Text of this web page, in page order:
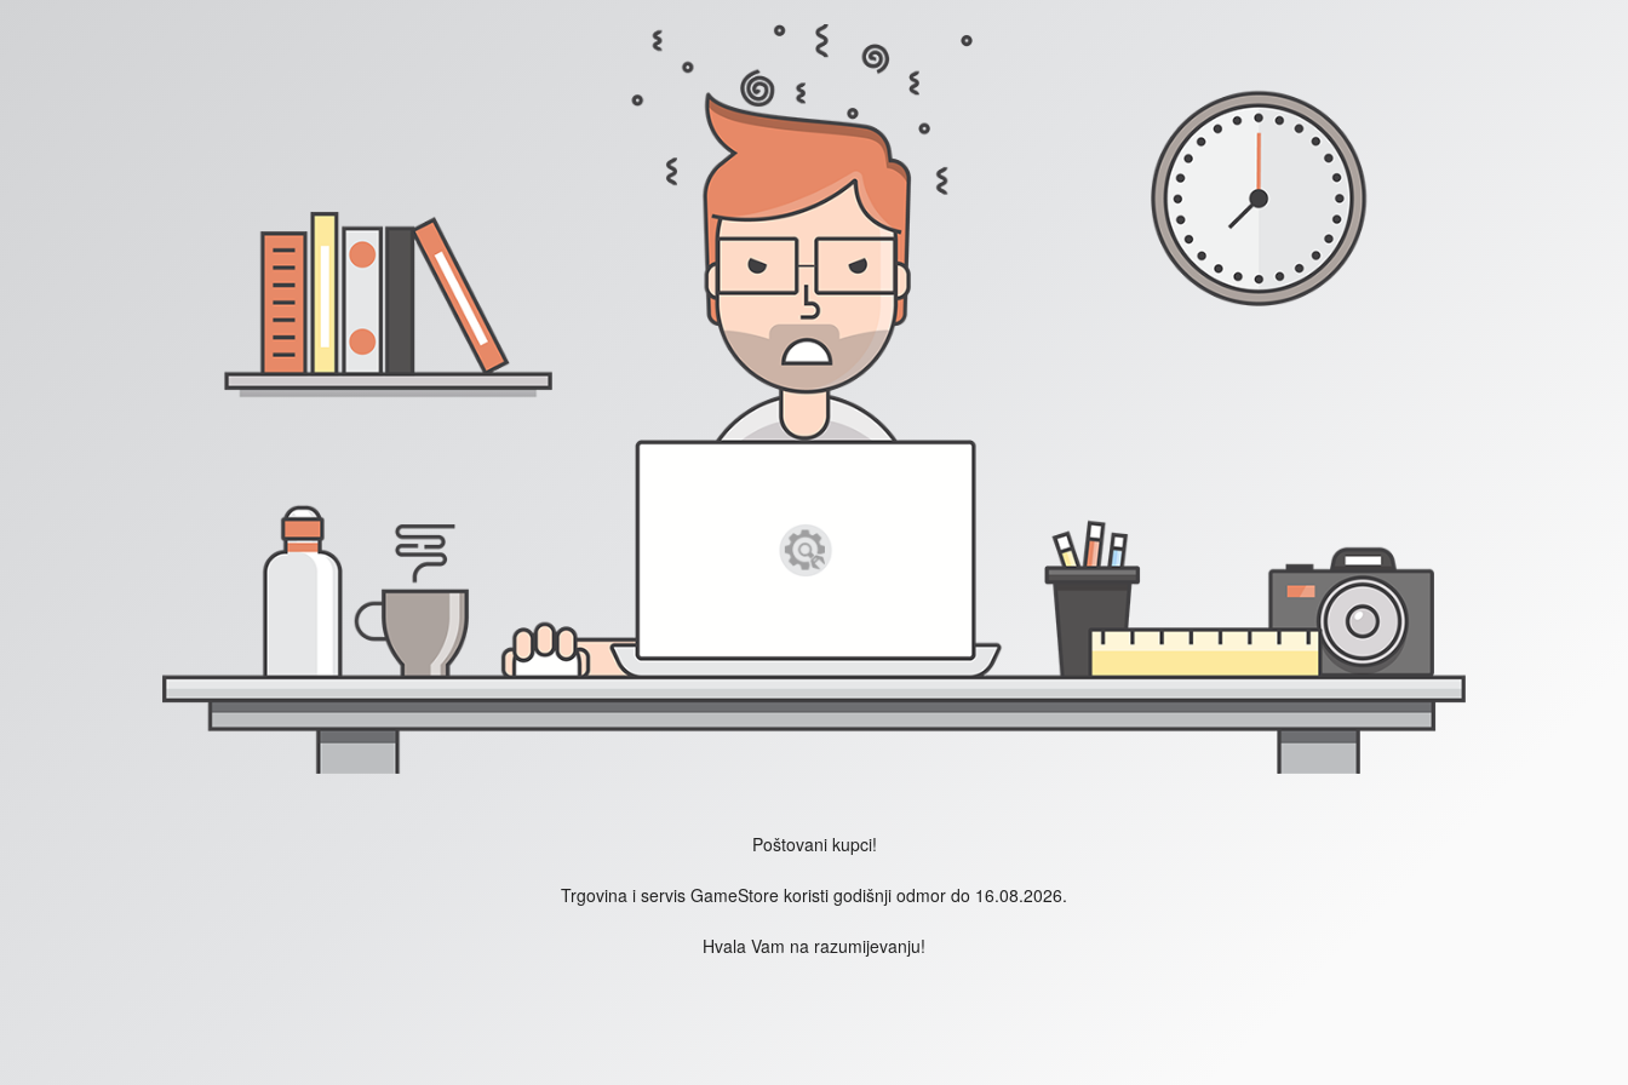
Poštovani kupci!
Trgovina i servis GameStore koristi godišnji odmor do 16.08.2026.
Hvala Vam na razumijevanju!